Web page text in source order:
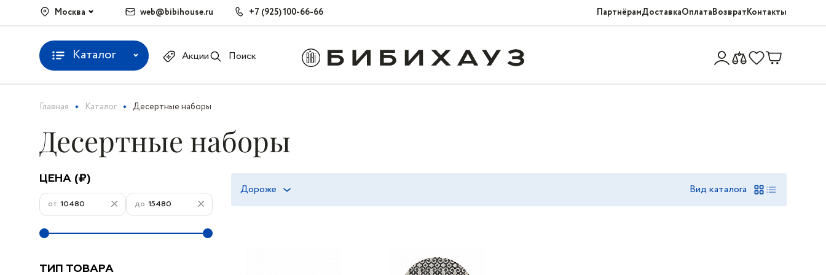
Москва web@bibihouse.ru +7 (925) 100-66-66 ПартнёрамДоставкаОплатаВозвратКонтакты
Каталог Акции Поиск
Главная Каталог Десертные наборы
Десертные наборы
ЦЕНА (₽)
от до
ТИП ТОВАРА
Дороже Вид каталога